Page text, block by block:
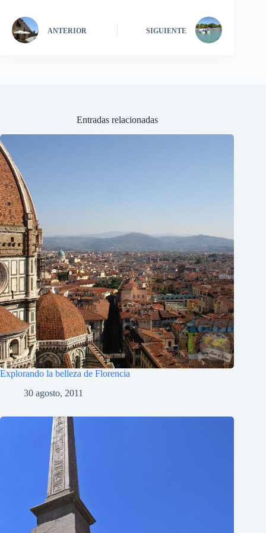
ANTERIOR SIGUIENTE
Entradas relacionadas
Explorando la belleza de Florencia
30 agosto, 2011